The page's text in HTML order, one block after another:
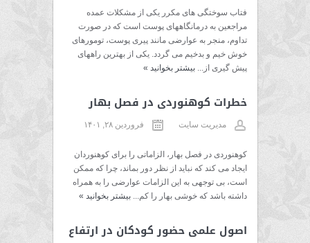
فتاب سوختگی های مکرر یکی از مشکلات عمده
مراجعین به درمانگاههای پوست است که در صورت
تداوم، منجر به عوارضی مانند پیری پوست، تومورهای
خوش خیم و بدخیم می گردد. یکی از بهترین راههای
پیش گیری از...بیشتر بخوانید »
خطرات کوهنوردی در فصل بهار
مدیریت سایت فروردین ۲۸, ۱۴۰۱
کوهنوردی در فصل بهار، الزاماتی را برای کوهنوردان
ایجاد می کند که نباید از نظر دور بماند، چرا که ممکن
است، بی توجهی به این الزامات عوارضی را به همراه
داشته باشد که خوشی بهار را کم...بیشتر بخوانید »
اصول علمی حضور کودکان در ارتفاع